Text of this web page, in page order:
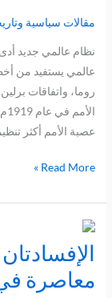
مقالات سياسية
نظام عالمي جديد
عالمي يستفيد من
روما، واتفاقات
عصبة الأمم أكثر
هل
يشهد
العالم
نهاية
حقبة
الهيمنة
عصر
؟
Read More »
معاصرة
الإفسادتان
في
سورة